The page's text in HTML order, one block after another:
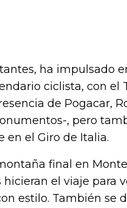
ha impulsado
ciclista, con el
de Pogacar,
, pero
en el Giro de Italia.
final en
el viaje para
estilo. También se